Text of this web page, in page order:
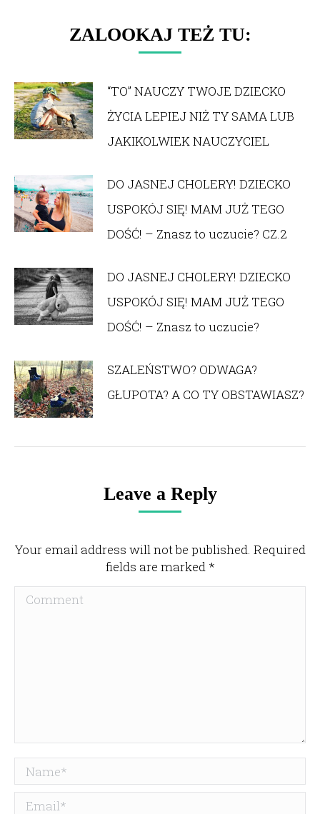
ZALOOKAJ TEŻ TU:
“TO” NAUCZY TWOJE DZIECKO
ŻYCIA LEPIEJ NIŻ TY SAMA LUB
JAKIKOLWIEK NAUCZYCIEL
DO JASNEJ CHOLERY! DZIECKO
USPOKÓJ SIĘ! MAM JUŻ TEGO
DOŚĆ! – Znasz to uczucie? CZ.2
DO JASNEJ CHOLERY! DZIECKO
USPOKÓJ SIĘ! MAM JUŻ TEGO
DOŚĆ! – Znasz to uczucie?
SZALEŃSTWO? ODWAGA?
GŁUPOTA? A CO TY OBSTAWIASZ?
Leave a Reply
Your email address will not be published. Required
fields are marked *
Comment
Name *
Email *